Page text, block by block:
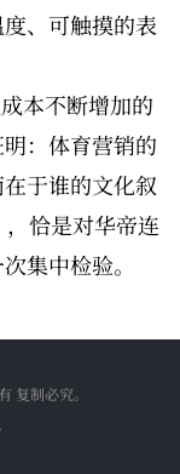
、可触摸的表
本不断增加的
：体育营销的
于谁的文化叙
恰是对华帝连
集中检验。
制必究。